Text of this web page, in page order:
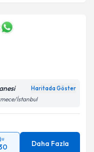
Haritada Göster
İstanbul
Daha Fazla